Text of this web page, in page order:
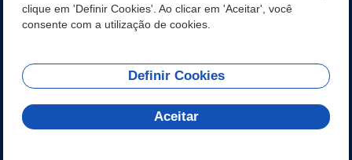
SEGUNDA VIA IPTU
REDES SOCIAIS
clique em 'Definir Cookies'. Ao clicar em 'Aceitar', você
consente com a utilização de cookies.
Definir Cookies
Aceitar